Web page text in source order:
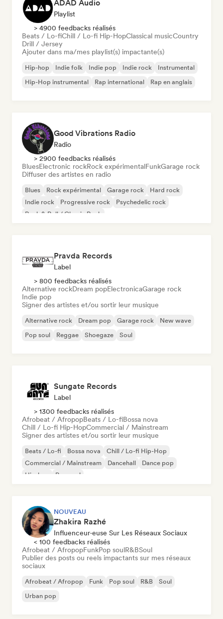
ADAD Audio
Playlist
> 4900 feedbacks réalisés
Beats / Lo-fiChill / Lo-fi Hip-HopClassical musicCountry
Drill / Jersey
Ajouter dans ma/mes playlist(s) impactante(s)
Hip-hop Indie folk Indie pop Indie rock
Instrumental
Hip-Hop instrumental
Rap international Rap en anglais
Good Vibrations Radio
Radio
> 2900 feedbacks réalisés
BluesElectronic rockRock expérimentalFunkGarage rock
Diffuser des artistes en radio
Blues Rock expérimental Garage rock
Hard rock
Indie rock
Progressive rock
Psychedelic rock
Rock & Roll / Classic Rock
Pravda Records
Label
> 800 feedbacks réalisés
Alternative rockDream popElectronicaGarage rock
Indie pop
Signer des artistes et/ou sortir leur musique
Alternative rock Dream pop Garage rock
New wave
Pop soul
Reggae Shoegaze Soul
Sungate Records
Label
> 1300 feedbacks réalisés
Afrobeat / AfropopBeats / Lo-fiBossa nova
Chill / Lo-fi Hip-HopCommercial / Mainstream
Signer des artistes et/ou sortir leur musique
Beats / Lo-fi Bossa nova
Chill / Lo-fi Hip-Hop
Commercial / Mainstream
Dancehall
Dance pop
Hip-hop
Pop soul
NOUVEAU
Zhakira Razhé
Influenceur·euse Sur Les Réseaux Sociaux
< 100 feedbacks réalisés
Afrobeat / AfropopFunkPop soulR&BSoul
Publier des posts ou reels impactants sur mes réseaux
sociaux
Afrobeat / Afropop Funk Pop soul R&B
Soul
Urban pop